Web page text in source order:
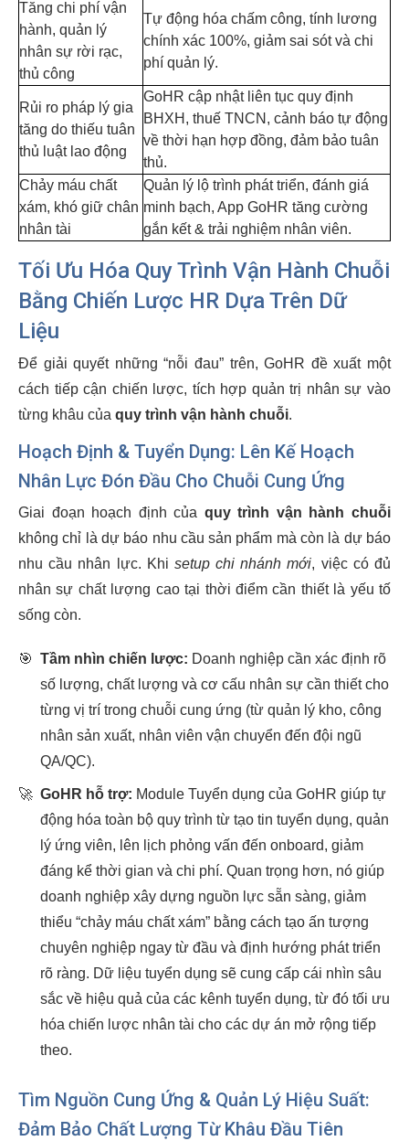
Tăng chi phí vận
hành, quản lý
nhân sự rời rạc,
thủ công
Tự động hóa chấm công, tính lương
chính xác 100%, giảm sai sót và chi
phí quản lý.
Rủi ro pháp lý gia
tăng do thiếu tuân
thủ luật lao động
GoHR cập nhật liên tục quy định
BHXH, thuế TNCN, cảnh báo tự động
về thời hạn hợp đồng, đảm bảo tuân
thủ.
Chảy máu chất
xám, khó giữ chân
nhân tài
Quản lý lộ trình phát triển, đánh giá
minh bạch, App GoHR tăng cường
gắn kết & trải nghiệm nhân viên.
Tối Ưu Hóa Quy Trình Vận Hành Chuỗi
Bằng Chiến Lược HR Dựa Trên Dữ
Liệu
Để giải quyết những “nỗi đau” trên, GoHR đề xuất một
cách tiếp cận chiến lược, tích hợp quản trị nhân sự vào
từng khâu của quy trình vận hành chuỗi.
Hoạch Định & Tuyển Dụng: Lên Kế Hoạch
Nhân Lực Đón Đầu Cho Chuỗi Cung Ứng
Giai đoạn hoạch định của quy trình vận hành chuỗi
không chỉ là dự báo nhu cầu sản phẩm mà còn là dự báo
nhu cầu nhân lực. Khi setup chi nhánh mới, việc có đủ
nhân sự chất lượng cao tại thời điểm cần thiết là yếu tố
sống còn.
🎯 Tầm nhìn chiến lược: Doanh nghiệp cần xác định rõ
số lượng, chất lượng và cơ cấu nhân sự cần thiết cho
từng vị trí trong chuỗi cung ứng (từ quản lý kho, công
nhân sản xuất, nhân viên vận chuyển đến đội ngũ
QA/QC).
🚀 GoHR hỗ trợ: Module Tuyển dụng của GoHR giúp tự
động hóa toàn bộ quy trình từ tạo tin tuyển dụng, quản
lý ứng viên, lên lịch phỏng vấn đến onboard, giảm
đáng kể thời gian và chi phí. Quan trọng hơn, nó giúp
doanh nghiệp xây dựng nguồn lực sẵn sàng, giảm
thiểu “chảy máu chất xám” bằng cách tạo ấn tượng
chuyên nghiệp ngay từ đầu và định hướng phát triển
rõ ràng. Dữ liệu tuyển dụng sẽ cung cấp cái nhìn sâu
sắc về hiệu quả của các kênh tuyển dụng, từ đó tối ưu
hóa chiến lược nhân tài cho các dự án mở rộng tiếp
theo.
Tìm Nguồn Cung Ứng & Quản Lý Hiệu Suất:
Đảm Bảo Chất Lượng Từ Khâu Đầu Tiên